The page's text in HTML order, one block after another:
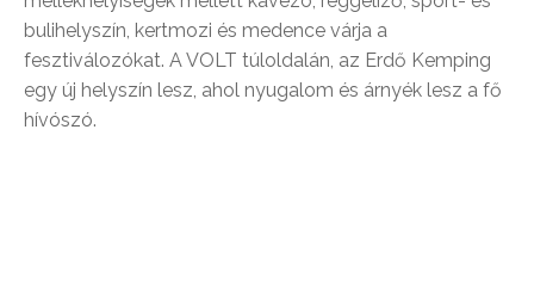
bulihelyszín, kertmozi és medence várja a
fesztiválozókat. A VOLT túloldalán, az Erdő Kemping
egy új helyszín lesz, ahol nyugalom és árnyék lesz a fő
hívószó.